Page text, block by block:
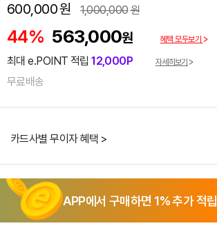
600,000원 1,000,000원
44% 563,000원 혜택 모두보기
최대 e.POINT 적립12,000P 자세히보기
무료배송
카드사별 무이자 혜택 >
APP에서 구매하면 1% 추가 적립